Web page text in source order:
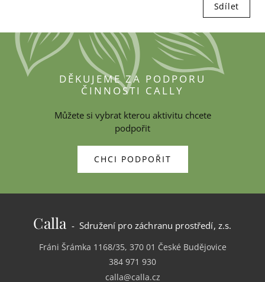
Sdílet
DĚKUJEME ZA PODPORU
ČINNOSTI CALLY
Můžete si vybrat kterou aktivitu chcete
podpořit
CHCI PODPOŘIT
Calla- Sdružení pro záchranu prostředí, z.s.
Fráni Šrámka 1168/35, 370 01 České Budějovice
384 971 930
calla@calla.cz